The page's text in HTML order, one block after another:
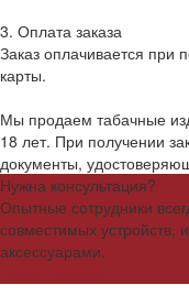
3. Оплата заказа
Заказ оплачивается
карты.
Мы продаем табачные
18 лет. При получении
документы,
Нужна консультация?
Опытные сотрудники
совместимых
аксессуарами.